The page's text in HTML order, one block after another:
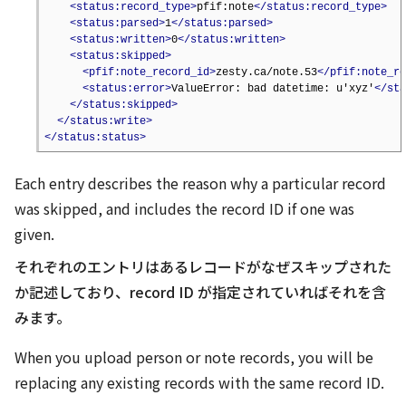
<status:record_type>pfif:note</status:record_type>
<status:parsed>1</status:parsed>
<status:written>0</status:written>
<status:skipped>
<pfif:note_record_id>zesty.ca/note.53</
<status:error>ValueError: bad datetime: u'xyz'</
</status:skipped>
</status:write>
</status:status>
Eachentry describes the reason why a particular record
was skipped, and includes the record ID if one was
given.
それぞれのエントリはあるレコードがなぜスキップされた
か記述しており、record ID が指定されていればそれを含
みます。
When you upload person or note records, you will be
replacing any existing records with the same record ID.